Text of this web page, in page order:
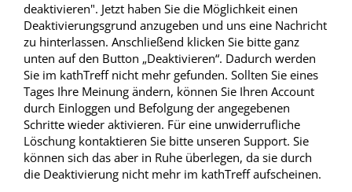
deaktivieren". Jetzt haben Sie die Möglichkeit einen
Deaktivierungsgrund anzugeben und uns eine Nachricht
zu hinterlassen. Anschließend klicken Sie bitte ganz
unten auf den Button „Deaktivieren“. Dadurch werden
Sie im kathTreff nicht mehr gefunden. Sollten Sie eines
Tages Ihre Meinung ändern, können Sie Ihren Account
durch Einloggen und Befolgung der angegebenen
Schritte wieder aktivieren. Für eine unwiderrufliche
Löschung kontaktieren Sie bitte unseren Support. Sie
können sich das aber in Ruhe überlegen, da sie durch
die Deaktivierung nicht mehr im kathTreff aufscheinen.